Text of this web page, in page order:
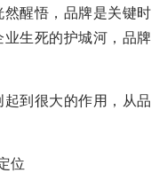
醒悟，品牌是关键时
生死的护城河，品牌
到很大的作用，从品
位